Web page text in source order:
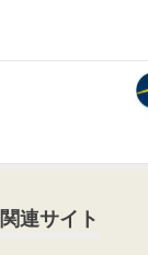
関連サイト